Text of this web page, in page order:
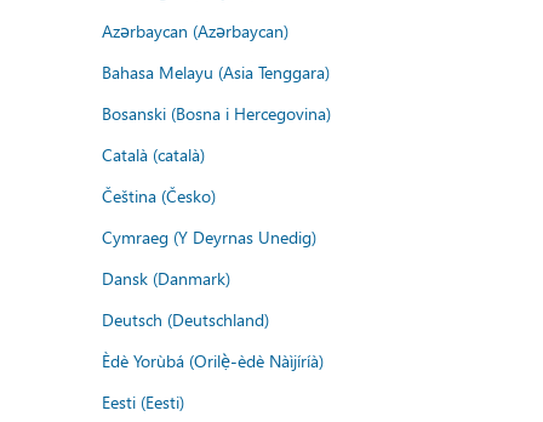
Azərbaycan (Azərbaycan)
Bahasa Melayu (Asia Tenggara)
Bosanski (Bosna i Hercegovina)
Català (català)
Čeština (Česko)
Cymraeg (Y Deyrnas Unedig)
Dansk (Danmark)
Deutsch (Deutschland)
Èdè Yorùbá (Orilẹ̀-èdè Nàìjíríà)
Eesti (Eesti)